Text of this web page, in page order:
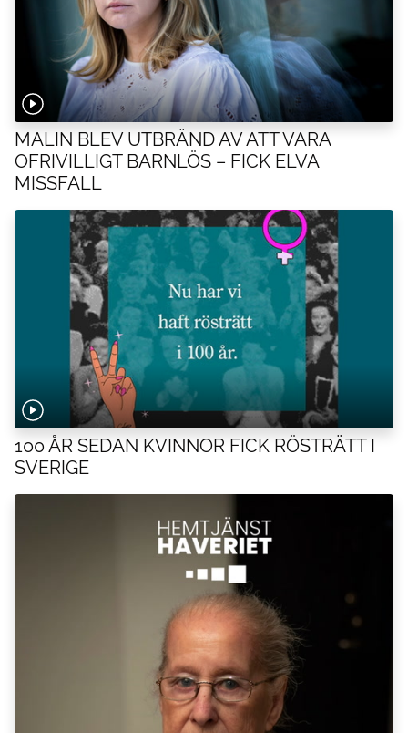
MALIN BLEV UTBRÄND AV ATT VARA
OFRIVILLIGT BARNLÖS – FICK ELVA
MISSFALL
100 ÅR SEDAN KVINNOR FICK RÖSTRÄTT I
SVERIGE